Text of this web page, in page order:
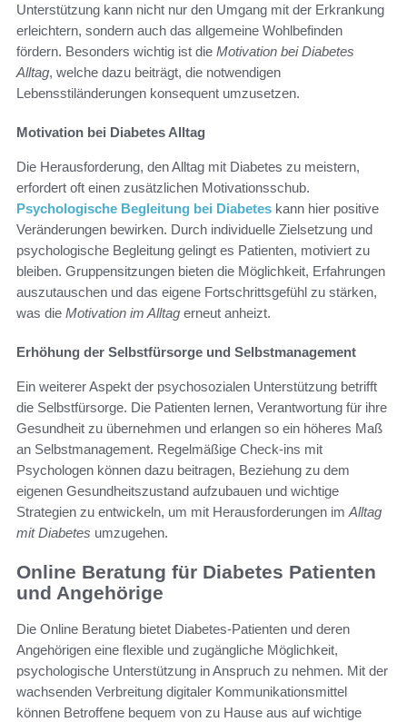
Unterstützung kann nicht nur den Umgang mit der Erkrankung
erleichtern, sondern auch das allgemeine Wohlbefinden
fördern. Besonders wichtig ist die Motivation bei Diabetes
Alltag, welche dazu beiträgt, die notwendigen
Lebensstiländerungen konsequent umzusetzen.
Motivation bei Diabetes Alltag
Die Herausforderung, den Alltag mit Diabetes zu meistern,
erfordert oft einen zusätzlichen Motivationsschub.
Psychologische Begleitung bei Diabetes kann hier positive
Veränderungen bewirken. Durch individuelle Zielsetzung und
psychologische Begleitung gelingt es Patienten, motiviert zu
bleiben. Gruppensitzungen bieten die Möglichkeit, Erfahrungen
auszutauschen und das eigene Fortschrittsgefühl zu stärken,
was die Motivation im Alltag erneut anheizt.
Erhöhung der Selbstfürsorge und Selbstmanagement
Ein weiterer Aspekt der psychosozialen Unterstützung betrifft
die Selbstfürsorge. Die Patienten lernen, Verantwortung für ihre
Gesundheit zu übernehmen und erlangen so ein höheres Maß
an Selbstmanagement. Regelmäßige Check-ins mit
Psychologen können dazu beitragen, Beziehung zu dem
eigenen Gesundheitszustand aufzubauen und wichtige
Strategien zu entwickeln, um mit Herausforderungen im Alltag
mit Diabetes umzugehen.
Online Beratung für Diabetes Patienten
und Angehörige
Die Online Beratung bietet Diabetes-Patienten und deren
Angehörigen eine flexible und zugängliche Möglichkeit,
psychologische Unterstützung in Anspruch zu nehmen. Mit der
wachsenden Verbreitung digitaler Kommunikationsmittel
können Betroffene bequem von zu Hause aus auf wichtige